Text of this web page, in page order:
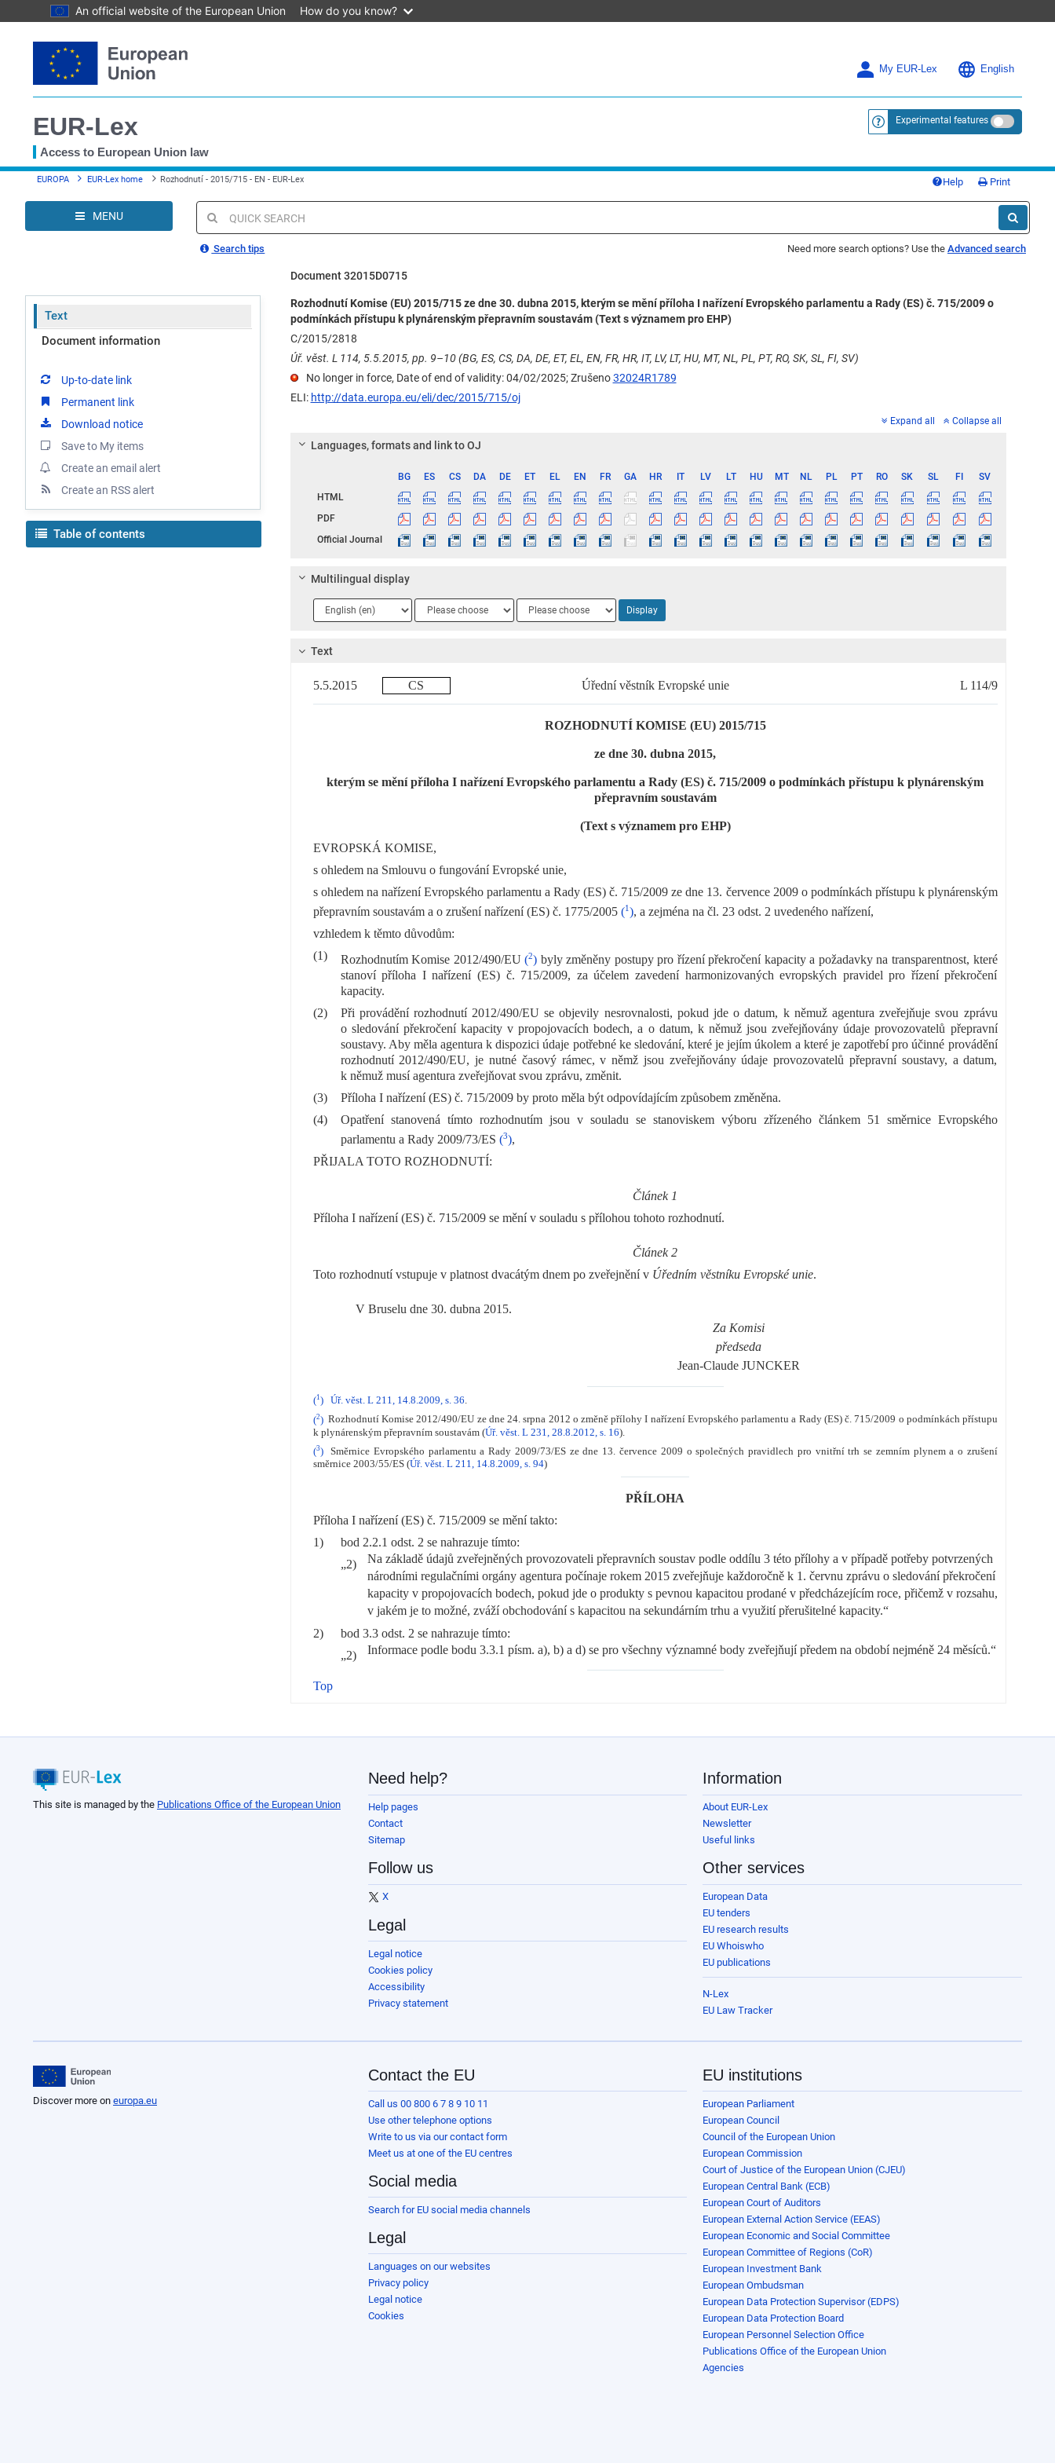
An official website of the European Union How do you know?
to
content
My EUR-Lex English
EUR-Lex
Access to European Union law
<a href="https://eur-lex.europa.eu/
Experimental features
You
here
EUROPA EUR-Lex home Rozhodnutí - 2015/715 - EN - EUR-Lex Help Print
MENU
Quick
search
Search tips Need more search options? Use the Advanced search
Document 32015D0715
Text
Document information
Up-to-date link
Permanent link
Download notice
Save to My items
Create an email alert
Create an RSS alert
Table of contents
Rozhodnutí Komise (EU) 2015/715 ze dne 30. dubna 2015, kterým se mění příloha I nařízení Evropského parlamentu a Rady (ES) č. 715/2009 o
podmínkách přístupu k plynárenským přepravním soustavám (Text s významem pro EHP)
C/2015/2818
Úř. věst. L 114, 5.5.2015, pp. 9–10 (BG, ES, CS, DA, DE, ET, EL, EN, FR, HR, IT, LV, LT, HU, MT, NL, PL, PT, RO, SK, SL, FI, SV)
No longer in force, Date of end of validity: 04/02/2025;Zrušeno32024R1789
ELI: http://data.europa.eu/eli/dec/2015/715/oj
Expand all Collapse all
Languages, formats and link to OJ
BG ES CS DA DE ET EL EN FR GA HR IT LV LT HU MT NL PL PT RO SK SL FI
SV
HTML
PDF
Official Journal
Multilingual display
Language
1
Language
2
Language
3
Display
Text
5.5.2015 CS Úřední věstník Evropské unie L 114/9
ROZHODNUTÍ KOMISE (EU) 2015/715
ze dne 30. dubna 2015,
kterým se mění příloha I nařízení Evropského parlamentu a Rady (ES) č. 715/2009 o podmínkách přístupu k plynárenským
přepravním soustavám
(Text s významem pro EHP)
EVROPSKÁ KOMISE,
s ohledem na Smlouvu o fungování Evropské unie,
s ohledem na nařízení Evropského parlamentu a Rady (ES) č. 715/2009 ze dne 13. července 2009 o podmínkách přístupu k plynárenským
přepravním soustavám a o zrušení nařízení (ES) č. 1775/2005 (1), a zejména na čl. 23 odst. 2 uvedeného nařízení,
vzhledem k těmto důvodům:
(1)
Rozhodnutím Komise 2012/490/EU(2) byly změněny postupy pro řízení překročení kapacity a požadavky na transparentnost, které
stanoví příloha I nařízení (ES) č. 715/2009, za účelem zavedení harmonizovaných evropských pravidel pro řízení překročení
kapacity.
(2)
Při provádění rozhodnutí 2012/490/EU se objevily nesrovnalosti, pokud jde o datum, k němuž agentura zveřejňuje svou zprávu
o sledování překročení kapacity v propojovacích bodech, a o datum, k němuž jsou zveřejňovány údaje provozovatelů přepravní
soustavy. Aby měla agentura k dispozici údaje potřebné ke sledování, které je jejím úkolem a které je zapotřebí pro účinné provádění
rozhodnutí 2012/490/EU, je nutné časový rámec, v němž jsou zveřejňovány údaje provozovatelů přepravní soustavy, a datum,
k němuž musí agentura zveřejňovat svou zprávu, změnit.
(3)
Příloha I nařízení (ES) č. 715/2009 by proto měla být odpovídajícím způsobem změněna.
(4)
Opatření stanovená tímto rozhodnutím jsou v souladu se stanoviskem výboru zřízeného článkem 51 směrnice Evropského
parlamentu a Rady 2009/73/ES (3),
PŘIJALA TOTO ROZHODNUTÍ:
Článek 1
Příloha I nařízení (ES) č. 715/2009 se mění v souladu s přílohou tohoto rozhodnutí.
Článek 2
Toto rozhodnutí vstupuje v platnost dvacátým dnem po zveřejnění v Úředním věstníku Evropské unie.
V Bruselu dne 30. dubna 2015.
Za Komisi
předseda
Jean-Claude JUNCKER
(1) Úř. věst. L 211, 14.8.2009, s. 36.
(2)Rozhodnutí Komise 2012/490/EU ze dne 24. srpna 2012 o změně přílohy I nařízení Evropského parlamentu a Rady (ES) č. 715/2009 o podmínkách přístupu
k plynárenským přepravním soustavám (Úř. věst. L 231, 28.8.2012, s. 16).
(3)Směrnice Evropského parlamentu a Rady 2009/73/ES ze dne 13. července 2009 o společných pravidlech pro vnitřní trh se zemním plynem a o zrušení
směrnice 2003/55/ES (Úř. věst. L 211, 14.8.2009, s. 94)
PŘÍLOHA
Příloha I nařízení (ES) č. 715/2009 se mění takto:
1)
bod 2.2.1 odst. 2 se nahrazuje tímto:
„2)
Na základě údajů zveřejněných provozovateli přepravních soustav podle oddílu 3 této přílohy a v případě potřeby potvrzených
národními regulačními orgány agentura počínaje rokem 2015 zveřejňuje každoročně k 1. červnu zprávu o sledování překročení
kapacity v propojovacích bodech, pokud jde o produkty s pevnou kapacitou prodané v předcházejícím roce, přičemž v rozsahu,
v jakém je to možné, zváží obchodování s kapacitou na sekundárním trhu a využití přerušitelné kapacity.“
2)
bod 3.3 odst. 2 se nahrazuje tímto:
„2)
Informace podle bodu 3.3.1 písm. a), b) a d) se pro všechny významné body zveřejňují předem na období nejméně 24 měsíců.“
Top
This site is managed by the Publications Office of the European Union
Need help?
Help pages
Contact
Sitemap
Follow us
X
Legal
Legal notice
Cookies policy
Accessibility
Privacy statement
Information
About EUR-Lex
Newsletter
Useful links
Other services
European Data
EU tenders
EU research results
EU Whoiswho
EU publications
N-Lex
EU Law Tracker
Discover more on europa.eu
Contact the EU
Call us 00 800 6 7 8 9 10 11
Use other telephone options
Write to us via our contact form
Meet us at one of the EU centres
Social media
Search for EU social media channels
Legal
Languages on our websites
Privacy policy
Legal notice
Cookies
EU institutions
European Parliament
European Council
Council of the European Union
European Commission
Court of Justice of the European Union (CJEU)
European Central Bank (ECB)
European Court of Auditors
European External Action Service (EEAS)
European Economic and Social Committee
European Committee of Regions (CoR)
European Investment Bank
European Ombudsman
European Data Protection Supervisor (EDPS)
European Data Protection Board
European Personnel Selection Office
Publications Office of the European Union
Agencies